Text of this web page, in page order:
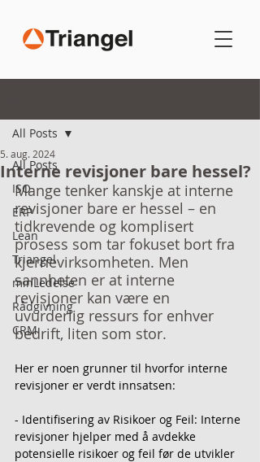
All Posts
ISO
ERP
Lean
Triangel
minLedelse
Rådgivning
CRM
All Posts
Interne revisjoner bare hessel?
5. aug. 2024
Mange tenker kanskje at interne
revisjoner bare er hessel – en
tidkrevende og komplisert
prosess som tar fokuset bort fra
kjernevirksomheten. Men
sannheten er at interne
revisjoner kan være en
uvurderlig ressurs for enhver
bedrift, liten som stor.
Her er noen grunner til hvorfor interne
revisjoner er verdt innsatsen:
- Identifisering av Risikoer og Feil: Interne
revisjoner hjelper med å avdekke
potensielle risikoer og feil før de utvikler